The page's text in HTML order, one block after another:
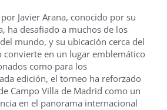
Javier Arana, conocido por su
ha desafiado a muchos de los
mundo, y su ubicación cerca del
convierte en un lugar emblemático
como para los
edición, el torneo ha reforzado
Campo Villa de Madrid como un
en el panorama internacional